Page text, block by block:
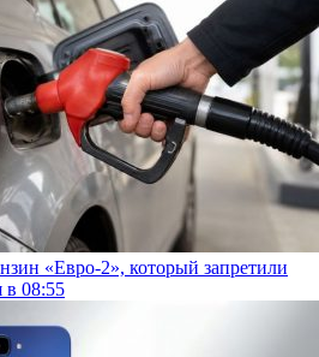
«Евро-2», который запретили
в 08:55